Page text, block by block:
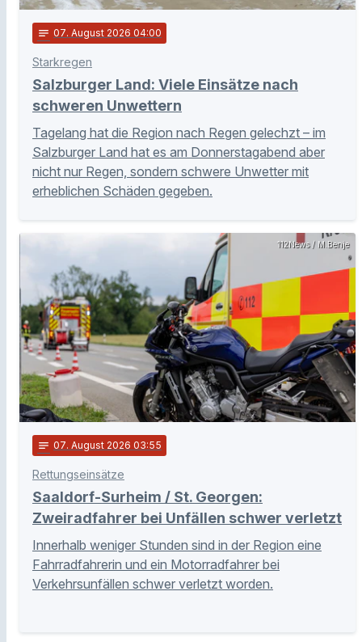
notes 07. August 2026 04:00
Starkregen
Salzburger Land: Viele Einsätze nach
schweren Unwettern
Tagelang hat die Region nach Regen gelechzt – im
Salzburger Land hat es am Donnerstagabend aber
nicht nur Regen, sondern schwere Unwetter mit
erheblichen Schäden gegeben.
112News / M.Benje
notes 07. August 2026 03:55
Rettungseinsätze
Saaldorf-Surheim / St. Georgen:
Zweiradfahrer bei Unfällen schwer verletzt
Innerhalb weniger Stunden sind in der Region eine
Fahrradfahrerin und ein Motorradfahrer bei
Verkehrsunfällen schwer verletzt worden.